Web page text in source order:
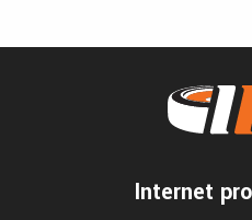
Internet